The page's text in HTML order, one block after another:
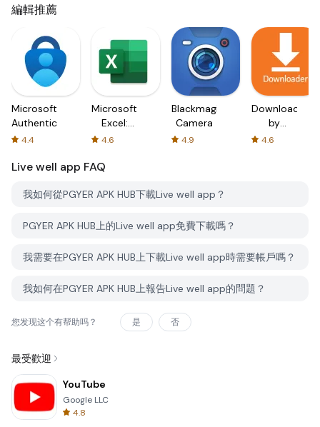
編輯推薦
Microsoft
Authenticator
4.4
Microsoft
Excel:
Spreadsheets
4.6
Blackmagic
Camera
4.9
Downloader
by
AFTVnews
4.6
Live well app FAQ
我如何從PGYER APK HUB下載Live well app？
PGYER APK HUB上的Live well app免費下載嗎？
我需要在PGYER APK HUB上下載Live well app時需要帳戶嗎？
我如何在PGYER APK HUB上報告Live well app的問題？
您发现这个有帮助吗？ 是 否
最受歡迎
YouTube
Google LLC
4.8